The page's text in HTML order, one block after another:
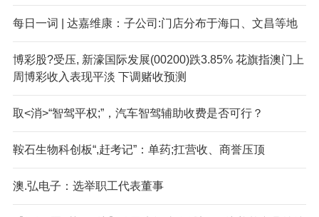
每日一词 | 达嘉维康：子公司:门店分布于海口、文昌等地
博彩股?受压, 新濠国际发展(00200)跌3.85% 花旗指澳门上
周博彩收入表现平淡 下调赌收预测
取<消>“智驾平权;”，汽车智驾辅助收费是否可行？
鞍石生物科创板“,赶考记”：单药;扛营收、商誉压顶
澳.弘电子：选举职工代表董事